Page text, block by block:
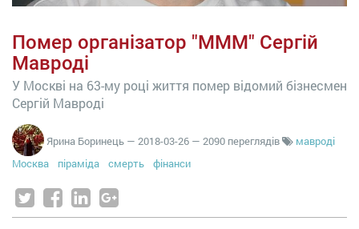
Помер організатор "МММ" Сергій
Мавроді
У Москві на 63-му році життя помер відомий бізнесмен
Сергій Мавроді
Ярина Боринець — 2018-03-26 — 2090 переглядів
мавроді
Москва
піраміда смерть фінанси